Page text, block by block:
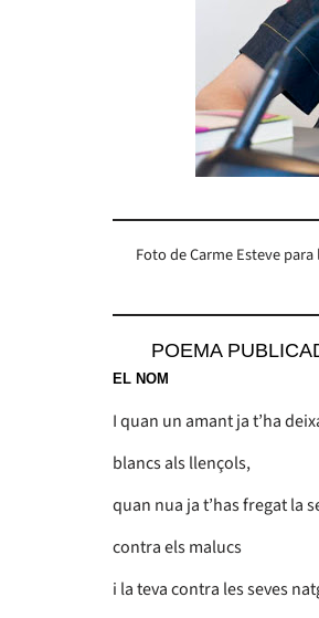
Foto de Carme Esteve
POEMA
EL NOM
I quan un amant ja t’ha
blancs als llençols,
quan nua ja t’has fregat la
contra els malucs
i la teva contra les seves